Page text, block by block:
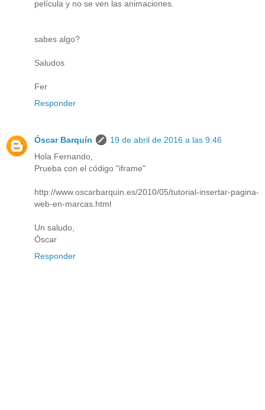
película y no se ven las animaciones.
sabes algo?
Saludos
Fer
Responder
Óscar Barquín
19 de abril de 2016 a las 9:46
Hola Fernando,
Prueba con el código "iframe"
http://www.oscarbarquin.es/2010/05/tutorial-insertar-pagina-
web-en-marcas.html
Un saludo,
Óscar
Responder